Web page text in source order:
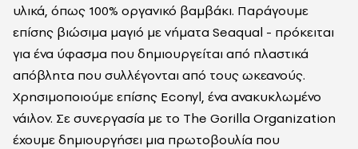
υλικά, όπως 100% οργανικό βαμβάκι. Παράγουμε
επίσης βιώσιμα μαγιό με νήματα Seaqual - πρόκειται
για ένα ύφασμα που δημιουργείται από πλαστικά
απόβλητα που συλλέγονται από τους ωκεανούς.
Χρησιμοποιούμε επίσης Econyl, ένα ανακυκλωμένο
νάιλον. Σε συνεργασία με το The Gorilla Organization
έχουμε δημιουργήσει μια πρωτοβουλία που